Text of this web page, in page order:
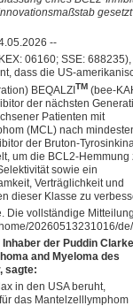
gesetzt
--
06160; SSE:
dass die US-
BEQALZI TM (bee-
der nächsten
Patienten mit
(MCL) nach
der Bruton-
um die BCL2-Hemmung
sowie ein
Verträglichkeit und
dieser Klasse zu
Die vollständige
20260513231016/de/
der Puddin Clarke
and Myeloma des
sagte:
in den USA beruht,
das Mantelzelllymphom